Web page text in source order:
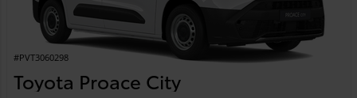
#PVT3060298
Toyota Proace City